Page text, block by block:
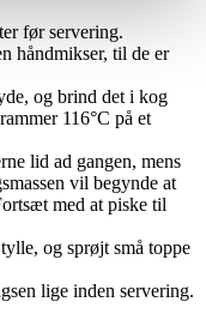
før servering.
håndmikser, til de er
og brind det i kog
116°C på et
lid ad gangen, mens
vil begynde at
med at piske til
og sprøjt små toppe
lige inden servering.